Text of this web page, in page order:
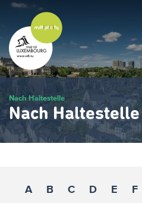
Zum
Hauptinhalt
gehen
Nach Haltestelle
Nach Haltestelle
A B C D E F